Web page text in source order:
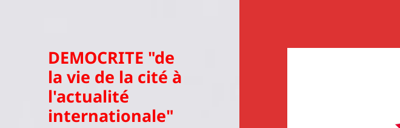
DEMOCRITE "de
la vie de la cité à
l'actualité
internationale"